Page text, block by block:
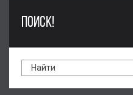
ПОИСК!